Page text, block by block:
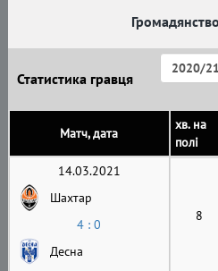
Статистика гравця
2020/21
Матч, дата
хв. на
полі
14.03.2021
Шахтар
4 : 0
Десна
8